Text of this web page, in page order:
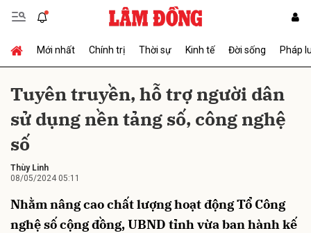
Mới nhất Chính trị Thời sự Kinh tế Đời sống Pháp
Tuyên truyền, hỗ trợ người dân
sử dụng nền tảng số, công nghệ
số
Thùy Linh
08/05/2024 05:11
Nhằm nâng cao chất lượng hoạt động Tổ Công
nghệ số cộng đồng, UBND tỉnh vừa ban hành kế
Gửi bình luận
Hủy Gửi